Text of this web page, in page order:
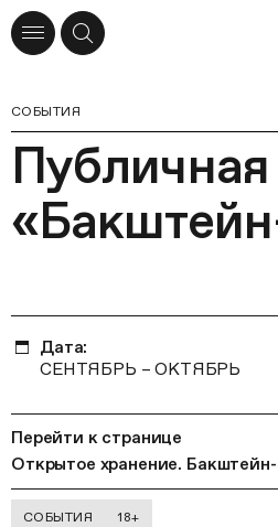
СОБЫТИЯ
Дата:
СЕНТЯБРЬ – ОКТЯБРЬ
Перейти к странице
Открытое хранение.
СОБЫТИЯ 18+